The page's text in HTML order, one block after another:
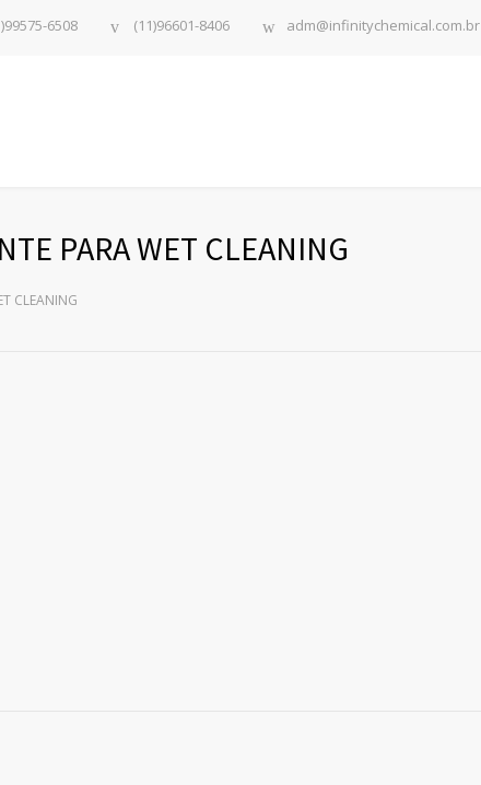
6508 (11)96601-8406 adm@infinitychemical.com.br
PARA WET CLEANING
CLEANING